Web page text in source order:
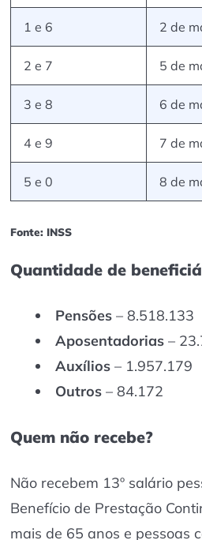
1 e 6 2 de
2 e 7 5 de
3 e 8 6 de
4 e 9 7 de
5 e 0 8 de
Fonte: INSS
Quantidade de
Pensões – 8.518.133
Aposentadorias –
Auxílios – 1.957.179
Outros – 84.172
Quem não recebe?
Não recebem 13º salário
Benefício de Prestação
mais de 65 anos e pessoas